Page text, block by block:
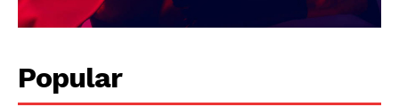
News Week
Magazine PRO
Popular